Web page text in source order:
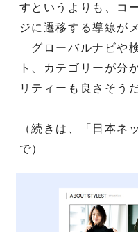
すというよりも、コ
ジに遷移する導線が
グローバルナビや
ト、カテゴリーが分
リティーも良さそうだ
（続きは、「日本ネ
で）